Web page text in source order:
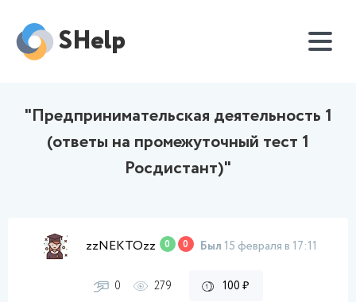
SHelp
"Предпринимательская деятельность 1
(ответы на промежуточный тест 1
Росдистант)"
zzNEKTOzz 0 0 Был 15 февраля в 17:11
0 279 100 ₽